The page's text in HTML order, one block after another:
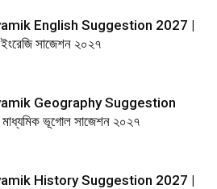
English Suggestion 2027 |
সাজেশন ২০২৭
Geography Suggestion
ভূগোল সাজেশন ২০২৭
History Suggestion 2027 |